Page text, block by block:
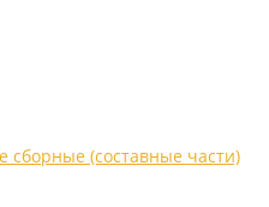
(составные части)